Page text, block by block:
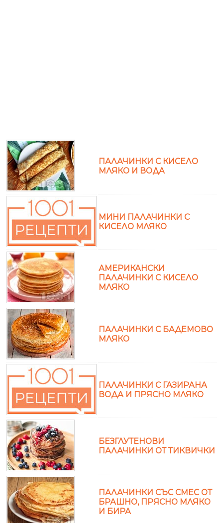
ПАЛАЧИНКИ С КИСЕЛО
МЛЯКО И ВОДА
МИНИ ПАЛАЧИНКИ С
КИСЕЛО МЛЯКО
АМЕРИКАНСКИ
ПАЛАЧИНКИ С КИСЕЛО
МЛЯКО
ПАЛАЧИНКИ С БАДЕМОВО
МЛЯКО
ПАЛАЧИНКИ С ГАЗИРАНА
ВОДА И ПРЯСНО МЛЯКО
БЕЗГЛУТЕНОВИ
ПАЛАЧИНКИ ОТ ТИКВИЧКИ
ПАЛАЧИНКИ СЪС СМЕС ОТ
БРАШНО, ПРЯСНО МЛЯКО
И БИРА